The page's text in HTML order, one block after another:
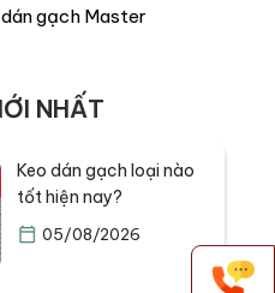
gạch Master
NHẤT
Keo dán gạch loại nào
tốt hiện nay?
05/08/2026